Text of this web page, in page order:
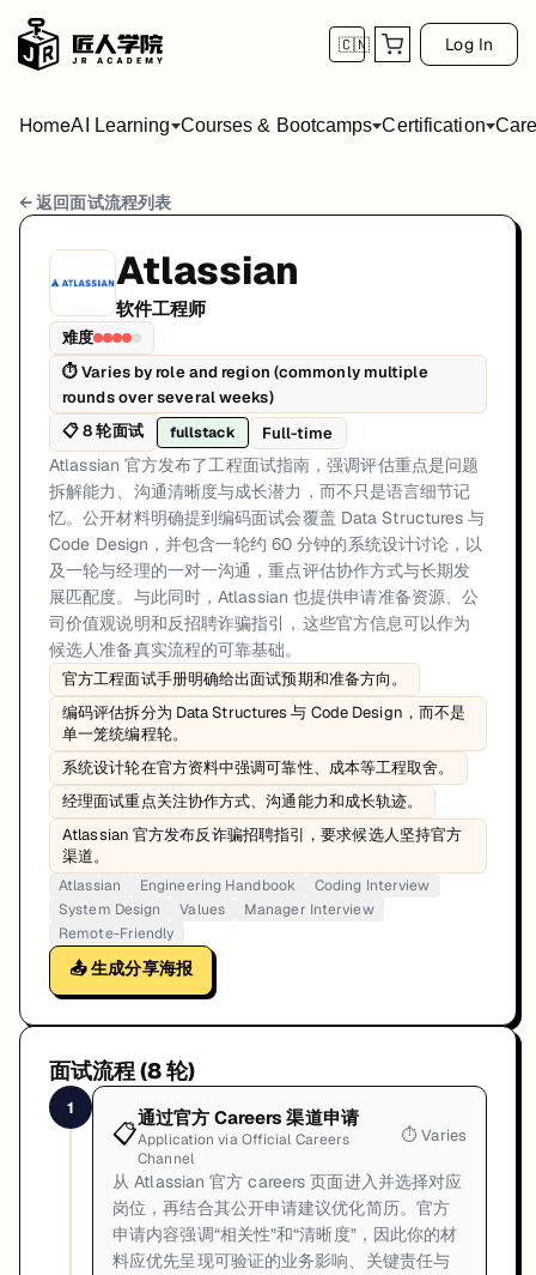
🇨🇳 Log In
HomeAI Learning Courses & Bootcamps Certification
Atlassian 软件工程师 面试流程
岗位方向: fullstack
Atlassian 官方发布了工程面试指南，强调评估重点是问题拆解能力、
Atlassian的软件工程师面试共8轮，以下是每轮面试的详细流程和准备
第1轮 (Varies): 从 Atlassian 官方 careers 页面进入并选择对应
面试亮点: Engineering handbook explicitly describes interview
标签: Atlassian, Engineering Handbook, Coding Interview, System
← 返回面试流程列表
Atlassian
软件工程师
难度
⏱Varies by role and region (commonly multiple
rounds over several weeks)
📋8轮面试 fullstack Full-time
Atlassian 官方发布了工程面试指南，强调评估重点是问题
拆解能力、沟通清晰度与成长潜力，而不只是语言细节记
忆。公开材料明确提到编码面试会覆盖 Data Structures 与
Code Design，并包含一轮约 60 分钟的系统设计讨论，以
及一轮与经理的一对一沟通，重点评估协作方式与长期发
展匹配度。与此同时，Atlassian 也提供申请准备资源、公
司价值观说明和反招聘诈骗指引，这些官方信息可以作为
候选人准备真实流程的可靠基础。
官方工程面试手册明确给出面试预期和准备方向。
编码评估拆分为 Data Structures 与 Code Design，而不是
单一笼统编程轮。
系统设计轮在官方资料中强调可靠性、成本等工程取舍。
经理面试重点关注协作方式、沟通能力和成长轨迹。
Atlassian 官方发布反诈骗招聘指引，要求候选人坚持官方
渠道。
Atlassian Engineering Handbook
Coding Interview
System Design
Values
Manager Interview
Remote-Friendly
📤 生成分享海报
面试流程 (8轮)
1
📋
通过官方 Careers 渠道申请
Application via Official Careers
Channel
⏱Varies
从 Atlassian 官方 careers 页面进入并选择对应
岗位，再结合其公开申请建议优化简历。官方
申请内容强调“相关性”和“清晰度”，因此你的材
料应优先呈现可验证的业务影响、关键责任与